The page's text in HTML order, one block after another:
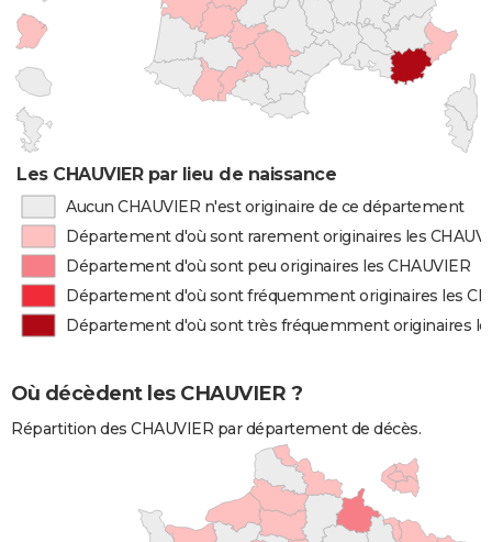
Les CHAUVIER par lieu de naissance
Aucun CHAUVIER n'est originaire de ce département
Département d'où sont rarement originaires les
Département d'où sont peu originaires les CHAUVIER
Département d'où sont fréquemment originaires les
Département d'où sont très fréquemment originaires
Où décèdent les CHAUVIER ?
Répartition des CHAUVIER par département de décès.